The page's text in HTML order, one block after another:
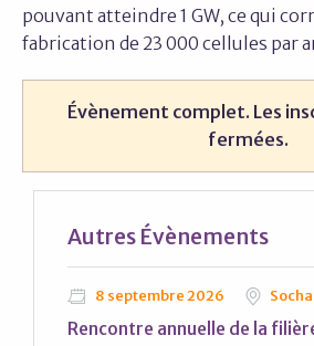
pouvant atteindre 1 GW, ce qui
fabrication de 23 000 cellules par
Évènement complet. Les
fermées.
Autres Évènements
8 septembre 2026
Rencontre annuelle de la